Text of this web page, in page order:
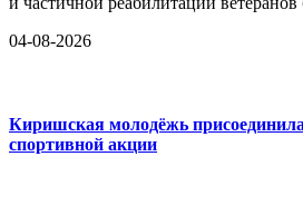
04-08-2026
Киришская молодёжь
спортивной акции